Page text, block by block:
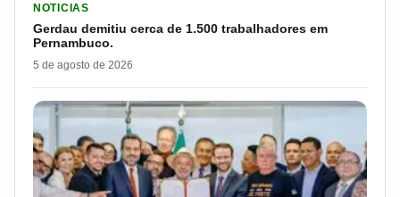
NOTICIAS
Gerdau demitiu cerca de 1.500 trabalhadores em
Pernambuco.
5 de agosto de 2026